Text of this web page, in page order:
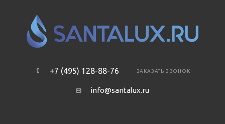
+7 (495) 128-88-76 ЗАКАЗАТЬ ЗВОНОК
info@santalux.ru